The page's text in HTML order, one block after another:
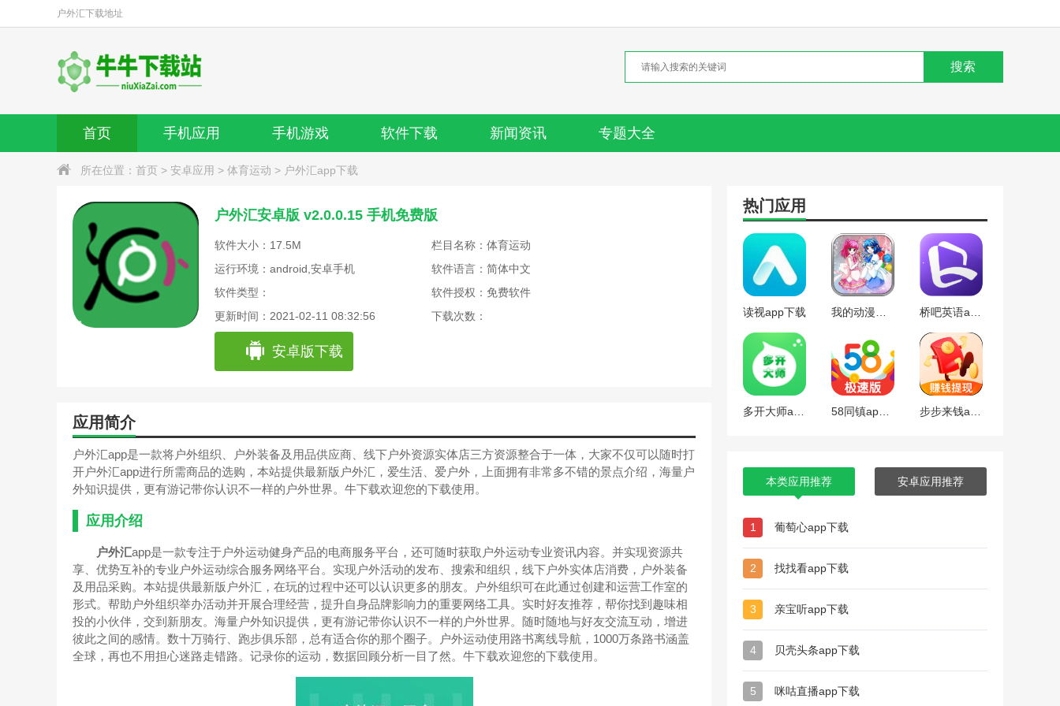
户外汇下载地址
首页 手机应用 手机游戏 软件下载 新闻资讯 专题大全
所在位置： 首页 > 安卓应用 > 体育运动 > 户外汇app下载
户外汇安卓版 v2.0.0.15 手机免费版
软件大小：17.5M
栏目名称：体育运动
运行环境：android,安卓手机
软件语言：简体中文
软件类型：
软件授权：免费软件
更新时间：2021-02-11 08:32:56
下载次数：
安卓版下载
应用简介
户外汇app是一款将户外组织、户外装备及用品供应商、线下户外资源实体店三方资源整合于一体，大家不仅可以随时打
开户外汇app进行所需商品的选购，本站提供最新版户外汇，爱生活、爱户外，上面拥有非常多不错的景点介绍，海量户
外知识提供，更有游记带你认识不一样的户外世界。牛下载欢迎您的下载使用。
应用介绍
户外汇app是一款专注于户外运动健身产品的电商服务平台，还可随时获取户外运动专业资讯内容。并实现资源共
享、优势互补的专业户外运动综合服务网络平台。实现户外活动的发布、搜索和组织，线下户外实体店消费，户外装备
及用品采购。本站提供最新版户外汇，在玩的过程中还可以认识更多的朋友。户外组织可在此通过创建和运营工作室的
形式。帮助户外组织举办活动并开展合理经营，提升自身品牌影响力的重要网络工具。实时好友推荐，帮你找到趣味相
投的小伙伴，交到新朋友。海量户外知识提供，更有游记带你认识不一样的户外世界。随时随地与好友交流互动，增进
彼此之间的感情。数十万骑行、跑步俱乐部，总有适合你的那个圈子。户外运动使用路书离线导航，1000万条路书涵盖
全球，再也不用担心迷路走错路。记录你的运动，数据回顾分析一目了然。牛下载欢迎您的下载使用。
热门应用
读视app下载
本类应用推荐 安卓应用推荐
1 葡萄心app下载
2 找找看app下载
3 亲宝听app下载
4 贝壳头条app下载
5 咪咕直播app下载